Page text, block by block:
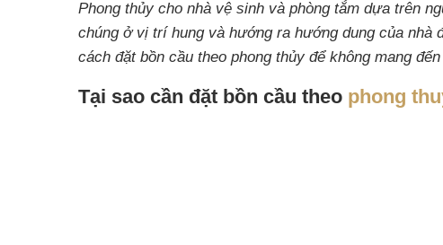
Phong thủy cho nhà vệ sinh và phòng tắm dựa trên
chúng ở vị trí hung và hướng ra hướng dung của nhà
cách đặt bồn cầu theo phong thủy để không mang
Tại sao cần đặt bồn cầu theo phong